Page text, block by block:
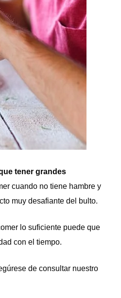
tener grandes
cuando no tiene hambre y
muy desafiante del bulto.
lo suficiente puede que
con el tiempo.
de consultar nuestro